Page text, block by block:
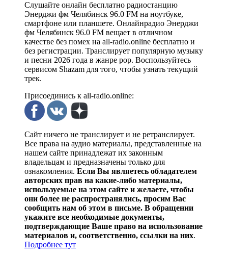
Слушайте онлайн бесплатно радиостанцию
Энерджи фм Челябинск 96.0 FM на ноутбуке,
смартфоне или планшете. Онлайнрадио Энерджи
фм Челябинск 96.0 FM вещает в отличном
качестве без помех на all-radio.online бесплатно и
без регистрации. Транслирует популярную музыку
и песни 2026 года в жанре pop. Воспользуйтесь
сервисом Shazam для того, чтобы узнать текущий
трек.
Присоединись к all-radio.online:
Сайт ничего не транслирует и не ретранслирует.
Все права на аудио материалы, представленные на
нашем сайте принадлежат их законным
владельцам и предназначены только для
ознакомления. Если Вы являетесь обладателем
авторских прав на какие-либо материалы,
используемые на этом сайте и желаете, чтобы
они более не распространялись, просим Вас
сообщить нам об этом в письме. В обращении
укажите все необходимые документы,
подтверждающие Ваше право на использование
материалов и, соответственно, ссылки на них.
Подробнее тут